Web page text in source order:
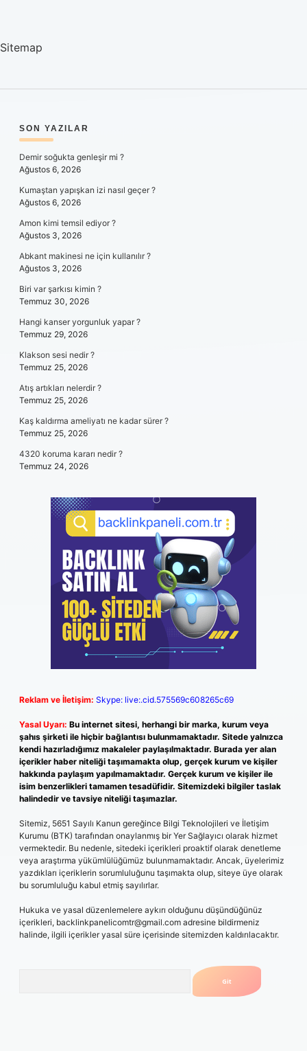
Sitemap
SIDEBAR
SON YAZILAR
Demir soğukta genleşir mi ?
Ağustos 6, 2026
Kumaştan yapışkan izi nasıl geçer ?
Ağustos 6, 2026
Amon kimi temsil ediyor ?
Ağustos 3, 2026
Abkant makinesi ne için kullanılır ?
Ağustos 3, 2026
Biri var şarkısı kimin ?
Temmuz 30, 2026
Hangi kanser yorgunluk yapar ?
Temmuz 29, 2026
Klakson sesi nedir ?
Temmuz 25, 2026
Atış artıkları nelerdir ?
Temmuz 25, 2026
Kaş kaldırma ameliyatı ne kadar sürer ?
Temmuz 25, 2026
4320 koruma kararı nedir ?
Temmuz 24, 2026
Reklam ve İletişim: Skype: live:.cid.575569c608265c69
Yasal Uyarı: Bu internet sitesi, herhangi bir marka, kurum veya
şahıs şirketi ile hiçbir bağlantısı bulunmamaktadır. Sitede yalnızca
kendi hazırladığımız makaleler paylaşılmaktadır. Burada yer alan
içerikler haber niteliği taşımamakta olup, gerçek kurum ve kişiler
hakkında paylaşım yapılmamaktadır. Gerçek kurum ve kişiler ile
isim benzerlikleri tamamen tesadüfidir. Sitemizdeki bilgiler taslak
halindedir ve tavsiye niteliği taşımazlar.
Sitemiz, 5651 Sayılı Kanun gereğince Bilgi Teknolojileri ve İletişim
Kurumu (BTK) tarafından onaylanmış bir Yer Sağlayıcı olarak hizmet
vermektedir. Bu nedenle, sitedeki içerikleri proaktif olarak denetleme
veya araştırma yükümlülüğümüz bulunmamaktadır. Ancak, üyelerimiz
yazdıkları içeriklerin sorumluluğunu taşımakta olup, siteye üye olarak
bu sorumluluğu kabul etmiş sayılırlar.
Hukuka ve yasal düzenlemelere aykırı olduğunu düşündüğünüz
içerikleri, backlinkpanelicomtr@gmail.com adresine bildirmeniz
halinde, ilgili içerikler yasal süre içerisinde sitemizden kaldırılacaktır.